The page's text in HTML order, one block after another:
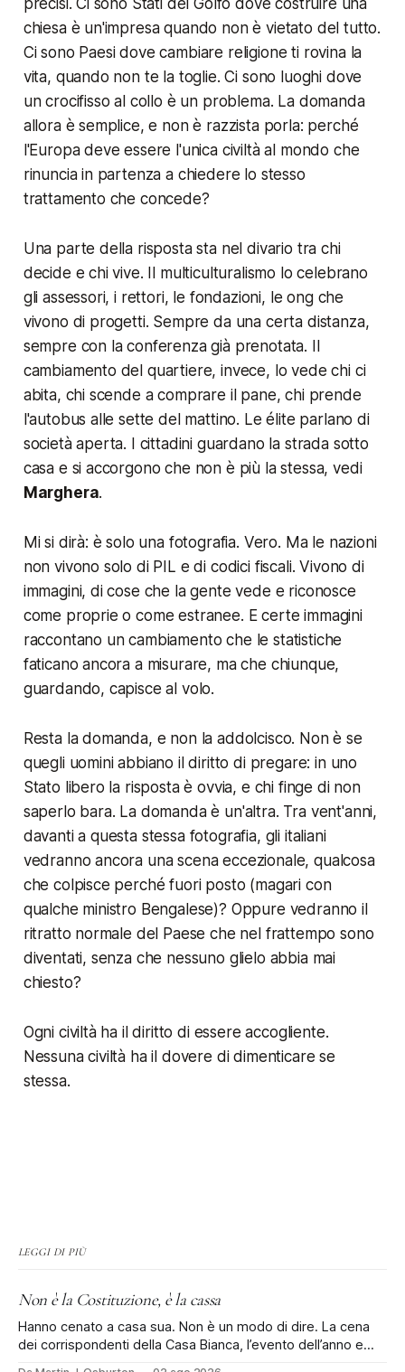
precisi. Ci sono Stati del Golfo dove costruire una
chiesa è un'impresa quando non è vietato del tutto.
Ci sono Paesi dove cambiare religione ti rovina la
vita, quando non te la toglie. Ci sono luoghi dove
un crocifisso al collo è un problema. La domanda
allora è semplice, e non è razzista porla: perché
l'Europa deve essere l'unica civiltà al mondo che
rinuncia in partenza a chiedere lo stesso
trattamento che concede?
Una parte della risposta sta nel divario tra chi
decide e chi vive. Il multiculturalismo lo celebrano
gli assessori, i rettori, le fondazioni, le ong che
vivono di progetti. Sempre da una certa distanza,
sempre con la conferenza già prenotata. Il
cambiamento del quartiere, invece, lo vede chi ci
abita, chi scende a comprare il pane, chi prende
l'autobus alle sette del mattino. Le élite parlano di
società aperta. I cittadini guardano la strada sotto
casa e si accorgono che non è più la stessa, vedi
Marghera.
Mi si dirà: è solo una fotografia. Vero. Ma le nazioni
non vivono solo di PIL e di codici fiscali. Vivono di
immagini, di cose che la gente vede e riconosce
come proprie o come estranee. E certe immagini
raccontano un cambiamento che le statistiche
faticano ancora a misurare, ma che chiunque,
guardando, capisce al volo.
Resta la domanda, e non la addolcisco. Non è se
quegli uomini abbiano il diritto di pregare: in uno
Stato libero la risposta è ovvia, e chi finge di non
saperlo bara. La domanda è un'altra. Tra vent'anni,
davanti a questa stessa fotografia, gli italiani
vedranno ancora una scena eccezionale, qualcosa
che colpisce perché fuori posto (magari con
qualche ministro Bengalese)? Oppure vedranno il
ritratto normale del Paese che nel frattempo sono
diventati, senza che nessuno glielo abbia mai
chiesto?
Ogni civiltà ha il diritto di essere accogliente.
Nessuna civiltà ha il dovere di dimenticare se
stessa.
LEGGI DI PIÙ
Non è la Costituzione, è la cassa
Hanno cenato a casa sua. Non è un modo di dire. La cena
dei corrispondenti della Casa Bianca, l’evento dell’anno e